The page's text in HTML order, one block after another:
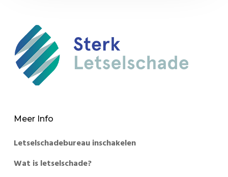
Meer Info
Letselschadebureau inschakelen
Wat is letselschade?